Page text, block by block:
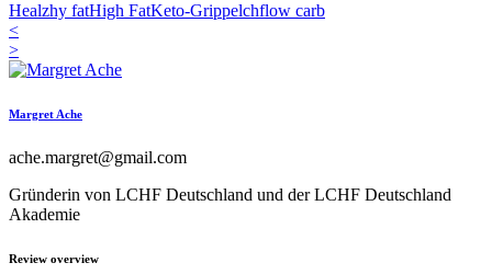
Healzhy fatHigh FatKeto-Grippelchflow carb
<
>
Margret Ache
ache.margret@gmail.com
Gründerin von LCHF Deutschland und der LCHF Deutschland
Akademie
Review overview